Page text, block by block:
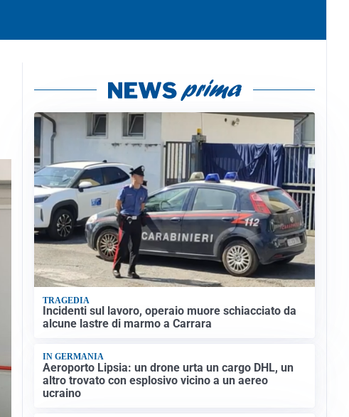
TRAGEDIA
Incidenti sul lavoro, operaio muore schiacciato da
alcune lastre di marmo a Carrara
IN GERMANIA
Aeroporto Lipsia: un drone urta un cargo DHL, un
altro trovato con esplosivo vicino a un aereo
ucraino